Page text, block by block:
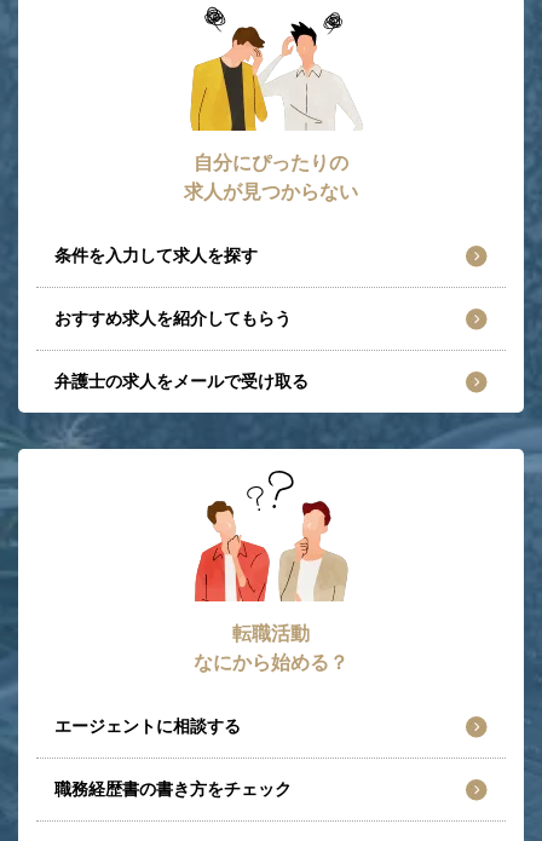
自分にぴったりの
求人が見つからない
条件を入力して求人を探す
おすすめ求人を紹介してもらう
弁護士の求人をメールで受け取る
転職活動
なにから始める？
エージェントに相談する
職務経歴書の書き方をチェック